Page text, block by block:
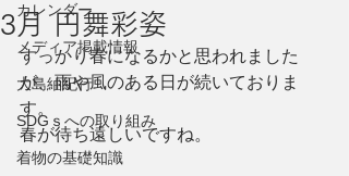
カレンダー
メディア掲載情報
大島紬紀行
SDGｓへの取り組み
着物の基礎知識
3月 円舞彩姿
すっかり春になるかと思われました
が、雨や風のある日が続いておりま
す。
春が待ち遠しいですね。